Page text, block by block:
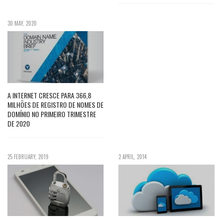
30 MAY, 2020
A INTERNET CRESCE PARA 366,8
MILHÕES DE REGISTRO DE NOMES DE
DOMÍNIO NO PRIMEIRO TRIMESTRE
DE 2020
25 FEBRUARY, 2019 2 APRIL, 2014